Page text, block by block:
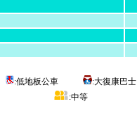
:低地板公車 :大復康巴士
:中等